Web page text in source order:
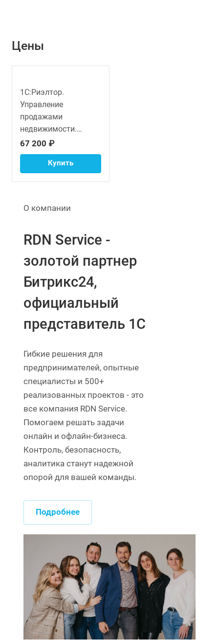
Цены
1С:Риэлтор.
Управление
продажами
недвижимости.
Модуль для 1С:ERP
67 200 ₽
Купить
О компании
RDN Service -
золотой партнер
Битрикс24,
официальный
представитель 1С
Гибкие решения для
предпринимателей, опытные
специалисты и 500+
реализованных проектов - это
все компания RDN Service.
Помогаем решать задачи
онлайн и офлайн-бизнеса.
Контроль, безопасность,
аналитика станут надежной
опорой для вашей команды.
Подробнее